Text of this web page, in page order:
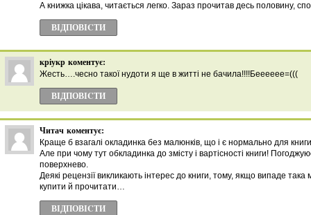
А книжка цікава, читається легко. Зараз прочитав десь половину,
ВІДПОВІCТИ
кріукр коментує:
Жесть….чесно такої нудоти я ще в житті не бачила!!!!Бееееее=(((
ВІДПОВІCТИ
Читач коментує:
Краще б взагалі окладинка без малюнків, що і є нормально для
Але при чому тут обкладинка до змісту і вартісності книги!
поверхнево.
Деякі рецензії викликають інтерес до книги, тому, якщо випаде
купити й прочитати…
ВІДПОВІCТИ